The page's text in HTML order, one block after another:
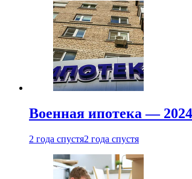
Военная ипотека —
2 года спустя2 года спустя